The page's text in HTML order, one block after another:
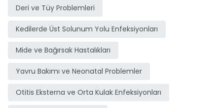
Deri ve Tüy Problemleri
Kedilerde Üst Solunum Yolu Enfeksiyonları
Mide ve Bağırsak Hastalıkları
Yavru Bakımı ve Neonatal Problemler
Otitis Eksterna ve Orta Kulak Enfeksiyonları